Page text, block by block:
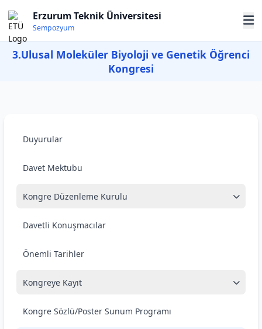
Erzurum Teknik Üniversitesi
Sempozyum
3.Ulusal Moleküler Biyoloji ve Genetik Öğrenci
Kongresi
Duyurular
Davet Mektubu
Kongre Düzenleme Kurulu
Davetli Konuşmacılar
Önemli Tarihler
Kongreye Kayıt
Kongre Sözlü/Poster Sunum Programı